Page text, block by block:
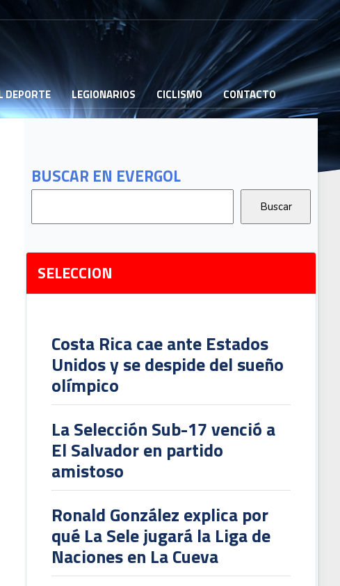
DEPORTE LEGIONARIOS CICLISMO CONTACTO
BUSCAR EN EVERGOL
SELECCION
Costa Rica cae ante Estados
Unidos y se despide del sueño
olímpico
La Selección Sub-17 venció a
El Salvador en partido
amistoso
Ronald González explica por
qué La Sele jugará la Liga de
Naciones en La Cueva